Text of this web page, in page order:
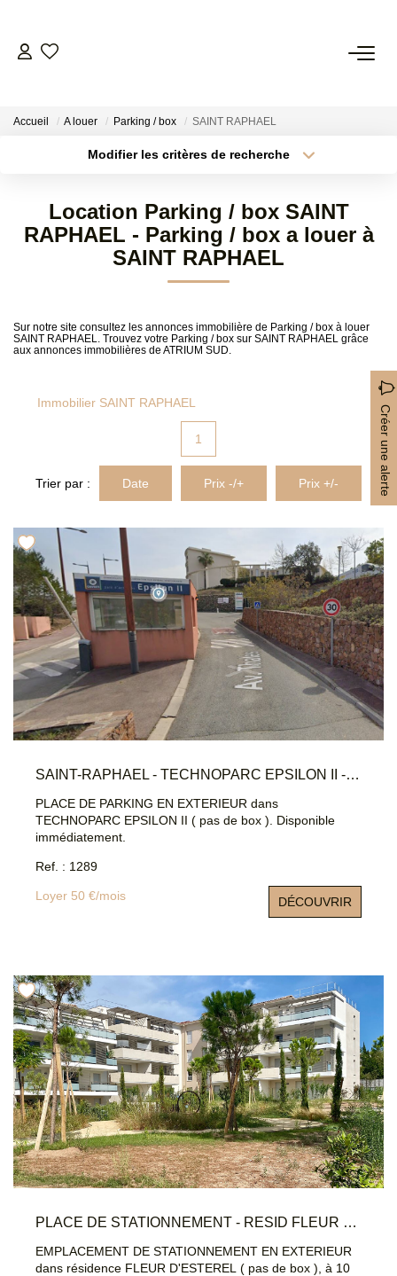
SYNDIC
AGENCE
MON COMPTE
EN
Accueil A louer Parking / box SAINT RAPHAEL
Modifier les critères de recherche
Type de bien
Budget max Plus de critères
Location Parking / box SAINT
RAPHAEL - Parking / box a louer à
SAINT RAPHAEL
Sur notre site consultez les annonces immobilière de Parking / box à louer
SAINT RAPHAEL. Trouvez votre Parking / box sur SAINT RAPHAEL grâce
aux annonces immobilières de ATRIUM SUD.
Immobilier SAINT RAPHAEL
Créer une alerte
1
Trier par : Date Prix -/+ Prix +/-
SAINT-RAPHAEL - TECHNOPARC EPSILON II - STATIONNEMENT EXTÉRIEUR
PLACE DE PARKING EN EXTERIEUR dans
TECHNOPARC EPSILON II ( pas de box ). Disponible
immédiatement.
Ref. : 1289
Loyer 50 €/mois DÉCOUVRIR
PLACE DE STATIONNEMENT - RESID FLEUR D ESTEREL - SAINT RAPHAEL
EMPLACEMENT DE STATIONNEMENT EN EXTERIEUR
dans résidence FLEUR D'ESTEREL ( pas de box ), à 10